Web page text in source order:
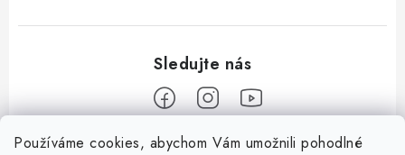
Používáme cookies, abychom Vám umožnili pohodlné